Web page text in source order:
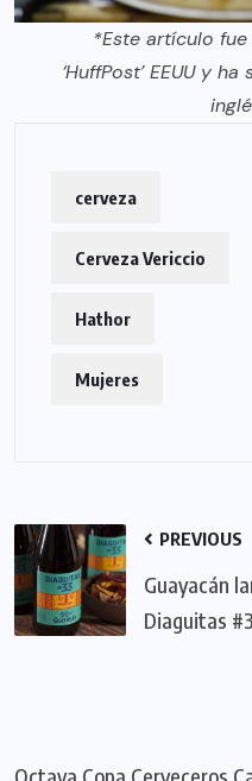
*Este artículo
‘HuffPost’ EEUU y
cerveza
Cerveza Vericcio
Hathor
Mujeres
PREVIOUS
Guayacán
Diaguitas